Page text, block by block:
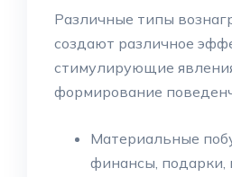
Различные типы
создают различное
стимулирующие
формирование
Материальные
финансы, подарки,